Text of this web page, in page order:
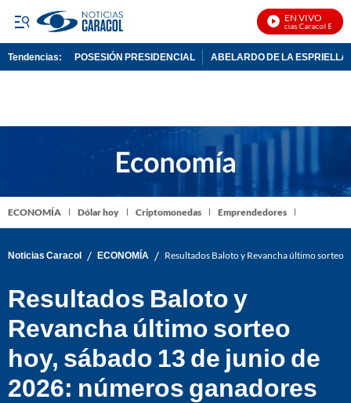
EN VIVO
Noticias Caracol En Vivo
Tendencias: POSESIÓN PRESIDENCIAL ABELARDO DE LA ESPRIELLA
ECONOMÍA Dólar hoy Criptomonedas Emprendedores
Noticias Caracol / ECONOMÍA / Resultados Baloto y Revancha último sorteo
Resultados Baloto y
Revancha último sorteo
hoy, sábado 13 de junio de
2026: números ganadores